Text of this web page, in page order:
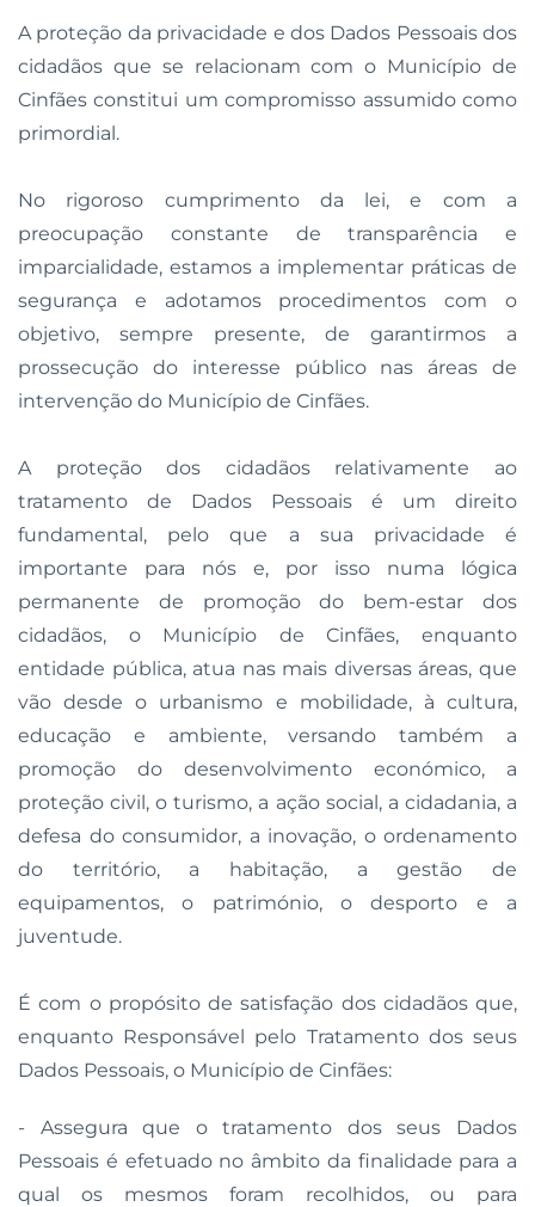
A proteção da privacidade e dos Dados Pessoais dos
cidadãos que se relacionam com o Município de
Cinfães constitui um compromisso assumido como
primordial.
No rigoroso cumprimento da lei, e com a
preocupação constante de transparência e
imparcialidade, estamos a implementar práticas de
segurança e adotamos procedimentos com o
objetivo, sempre presente, de garantirmos a
prossecução do interesse público nas áreas de
intervenção do Município de Cinfães.
A proteção dos cidadãos relativamente ao
tratamento de Dados Pessoais é um direito
fundamental, pelo que a sua privacidade é
importante para nós e, por isso numa lógica
permanente de promoção do bem-estar dos
cidadãos, o Município de Cinfães, enquanto
entidade pública, atua nas mais diversas áreas, que
vão desde o urbanismo e mobilidade, à cultura,
educação e ambiente, versando também a
promoção do desenvolvimento económico, a
proteção civil, o turismo, a ação social, a cidadania, a
defesa do consumidor, a inovação, o ordenamento
do território, a habitação, a gestão de
equipamentos, o património, o desporto e a
juventude.
É com o propósito de satisfação dos cidadãos que,
enquanto Responsável pelo Tratamento dos seus
Dados Pessoais, o Município de Cinfães:
- Assegura que o tratamento dos seus Dados
Pessoais é efetuado no âmbito da finalidade para a
qual os mesmos foram recolhidos, ou para